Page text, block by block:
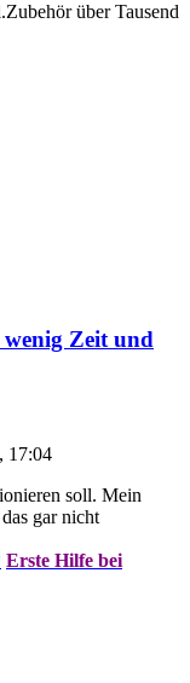
über Tausend
Zeit und
17:04
soll. Mein
gar nicht
Erste Hilfe bei